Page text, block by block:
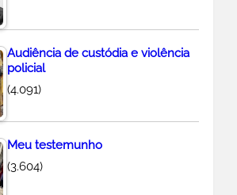
Audiência de custódia e violência
policial
(4.091)
Meu testemunho
(3.604)